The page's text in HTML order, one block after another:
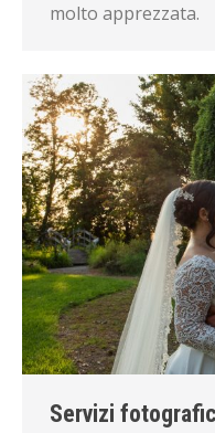
molto apprezzata.
Servizi